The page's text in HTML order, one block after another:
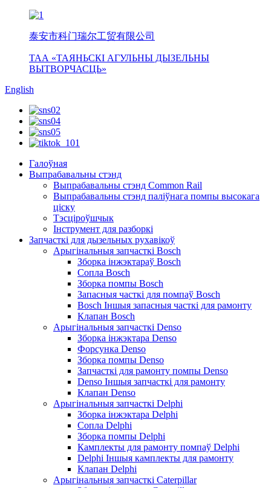
泰安市科门瑞尔工贸有限公司
ТАА «ТАЯНЬСКІ АГУЛЬНЫ ДЫЗЕЛЬНЫ
ВЫТВОРЧАСЦЬ»
English
Галоўная
Выпрабавальны стэнд
Выпрабавальны стэнд Common Rail
Выпрабавальны стэнд паліўнага помпы высокага
ціску
Тэсціроўшчык
Інструмент для разборкі
Запчасткі для дызельных рухавікоў
Арыгінальныя запчасткі Bosch
Зборка інжэктараў Bosch
Сопла Bosch
Зборка помпы Bosch
Запасныя часткі для помпаў Bosch
Bosch Іншыя запасныя часткі для рамонту
Клапан Bosch
Арыгінальныя запчасткі Denso
Зборка інжэктара Denso
Форсунка Denso
Зборка помпы Denso
Запчасткі для рамонту помпы Denso
Denso Іншыя запчасткі для рамонту
Клапан Denso
Арыгінальныя запчасткі Delphi
Зборка інжэктара Delphi
Сопла Delphi
Зборка помпы Delphi
Камплекты для рамонту помпаў Delphi
Delphi Іншыя камплекты для рамонту
Клапан Delphi
Арыгінальныя запчасткі Caterpillar